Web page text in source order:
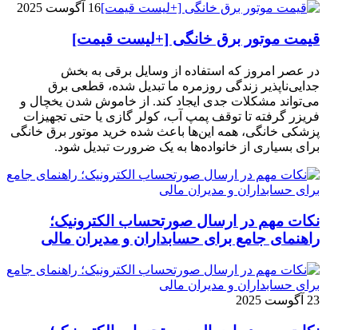
16 آگوست 2025
قیمت موتور برق خانگی [+لیست قیمت]
در عصر امروز که استفاده از وسایل برقی به بخش
جدایی‌ناپذیر زندگی روزمره ما تبدیل شده، قطعی برق
می‌تواند مشکلات جدی ایجاد کند. از خاموش شدن یخچال و
فریزر گرفته تا توقف پمپ آب، کولر گازی یا حتی تجهیزات
پزشکی خانگی، همه این‌ها باعث شده خرید موتور برق خانگی
برای بسیاری از خانواده‌ها به یک ضرورت تبدیل شود.
نکات مهم در ارسال صورتحساب الکترونیک؛
راهنمای جامع برای حسابداران و مدیران مالی
23 آگوست 2025